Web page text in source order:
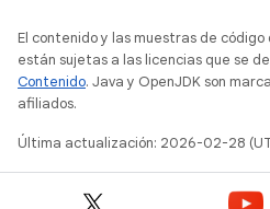
El contenido y las muestras de
están sujetas a las licencias que se
Contenido. Java y OpenJDK son
afiliados.
Última actualización: 2026-02-28